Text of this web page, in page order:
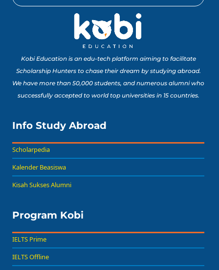
Kobi Education is an edu-tech platform aiming to facilitate
Scholarship Hunters to chase their dream by studying abroad.
We have more than 50,000 students, and numerous alumni who
successfully accepted to world top universities in 15 countries.
Info Study Abroad
Scholarpedia
Kalender Beasiswa
Kisah Sukses Alumni
Program Kobi
IELTS Prime
IELTS Offline